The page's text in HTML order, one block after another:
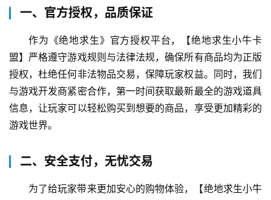
一、官方授权，品质保证
作为《绝地求生》官方授权平台，【绝地求生小牛卡
盟】严格遵守游戏规则与法律法规，确保所有商品均为正版
授权，杜绝任何非法物品交易，保障玩家权益。同时，我们
与游戏开发商紧密合作，第一时间获取最新最全的游戏道具
信息，让玩家可以轻松购买到想要的商品，享受更加精彩的
游戏世界。
二、安全支付，无忧交易
为了给玩家带来更加安心的购物体验，【绝地求生小牛